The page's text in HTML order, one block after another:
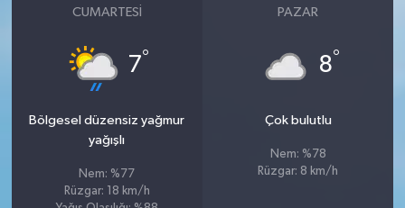
CUMARTESI
7°
Bölgesel düzensiz yağmur
yağışlı
Nem: %77
Rüzgar: 18 km/h
PAZAR
8°
Çok bulutlu
Nem: %78
Rüzgar: 8 km/h